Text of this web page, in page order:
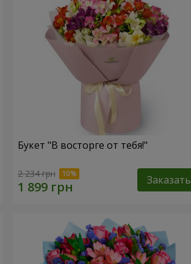
Букет "В восторге от тебя!"
2 234 грн Заказать